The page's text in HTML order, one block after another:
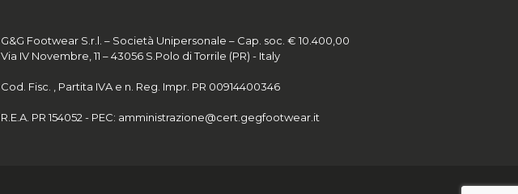
G&G Footwear S.r.l. – Società Unipersonale – Cap. soc. € 10.400,00
Via IV Novembre, 11 – 43056 S.Polo di Torrile (PR) - Italy
Cod. Fisc. , Partita IVA e n. Reg. Impr. PR 00914400346
R.E.A. PR 154052 - PEC: amministrazione@cert.gegfootwear.it